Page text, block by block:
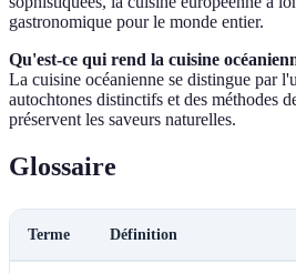
gastronomique pour le monde entier.
Qu'est-ce qui rend la cuisine
La cuisine océanienne se distingue par
autochtones distinctifs et des méthodes
préservent les saveurs naturelles.
Glossaire
Terme Définition